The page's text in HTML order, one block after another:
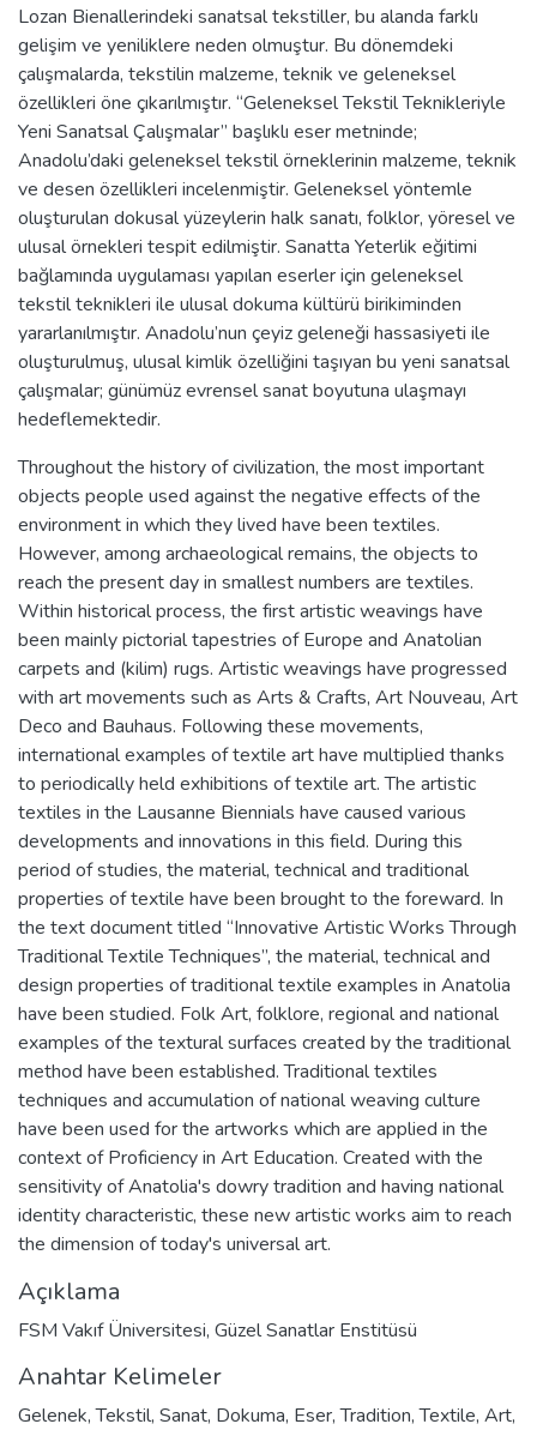
Lozan Bienallerindeki sanatsal tekstiller, bu alanda farklı
gelişim ve yeniliklere neden olmuştur. Bu dönemdeki
çalışmalarda, tekstilin malzeme, teknik ve geleneksel
özellikleri öne çıkarılmıştır. “Geleneksel Tekstil Teknikleriyle
Yeni Sanatsal Çalışmalar” başlıklı eser metninde;
Anadolu’daki geleneksel tekstil örneklerinin malzeme, teknik
ve desen özellikleri incelenmiştir. Geleneksel yöntemle
oluşturulan dokusal yüzeylerin halk sanatı, folklor, yöresel ve
ulusal örnekleri tespit edilmiştir. Sanatta Yeterlik eğitimi
bağlamında uygulaması yapılan eserler için geleneksel
tekstil teknikleri ile ulusal dokuma kültürü birikiminden
yararlanılmıştır. Anadolu’nun çeyiz geleneği hassasiyeti ile
oluşturulmuş, ulusal kimlik özelliğini taşıyan bu yeni sanatsal
çalışmalar; günümüz evrensel sanat boyutuna ulaşmayı
hedeflemektedir.
Throughout the history of civilization, the most important
objects people used against the negative effects of the
environment in which they lived have been textiles.
However, among archaeological remains, the objects to
reach the present day in smallest numbers are textiles.
Within historical process, the first artistic weavings have
been mainly pictorial tapestries of Europe and Anatolian
carpets and (kilim) rugs. Artistic weavings have progressed
with art movements such as Arts & Crafts, Art Nouveau, Art
Deco and Bauhaus. Following these movements,
international examples of textile art have multiplied thanks
to periodically held exhibitions of textile art. The artistic
textiles in the Lausanne Biennials have caused various
developments and innovations in this field. During this
period of studies, the material, technical and traditional
properties of textile have been brought to the foreward. In
the text document titled “Innovative Artistic Works Through
Traditional Textile Techniques”, the material, technical and
design properties of traditional textile examples in Anatolia
have been studied. Folk Art, folklore, regional and national
examples of the textural surfaces created by the traditional
method have been established. Traditional textiles
techniques and accumulation of national weaving culture
have been used for the artworks which are applied in the
context of Proficiency in Art Education. Created with the
sensitivity of Anatolia's dowry tradition and having national
identity characteristic, these new artistic works aim to reach
the dimension of today's universal art.
Açıklama
FSM Vakıf Üniversitesi, Güzel Sanatlar Enstitüsü
Anahtar Kelimeler
Gelenek,Tekstil, Sanat, Dokuma, Eser,Tradition,Textile, Art,